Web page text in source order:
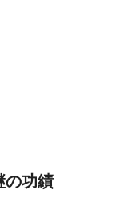
の功績